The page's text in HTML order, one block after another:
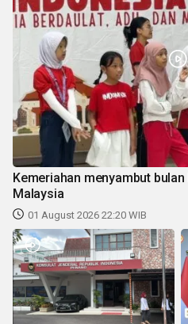
Kemeriahan menyambut
Malaysia
01 August 2026 22:20 WIB